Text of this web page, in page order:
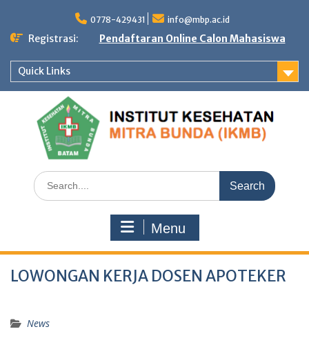
content
0778-429431 info@mbp.ac.id
Registrasi: Pendaftaran Online Calon Mahasiswa
Quick Links
Search
for:
Menu
LOWONGAN KERJA DOSEN APOTEKER
News